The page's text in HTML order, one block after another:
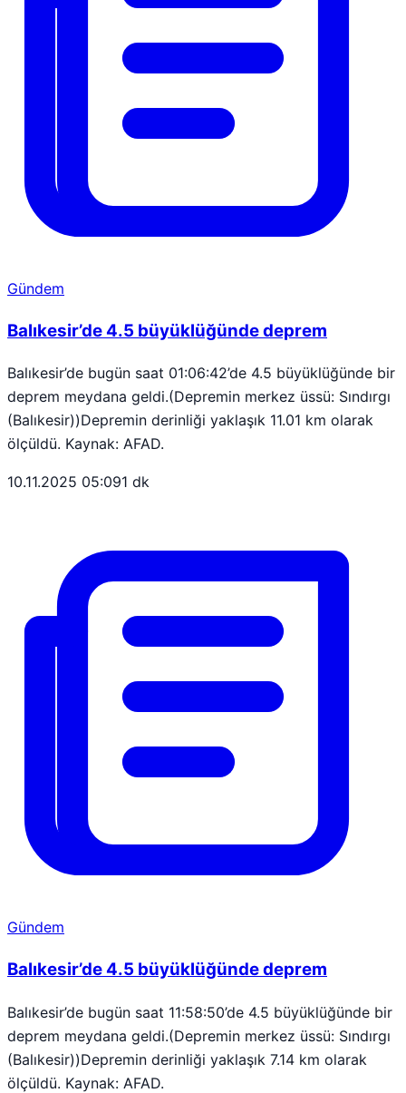
Gündem
Balıkesir’de 4.5 büyüklüğünde deprem
Balıkesir’de bugün saat 01:06:42’de 4.5 büyüklüğünde bir
deprem meydana geldi.(Depremin merkez üssü: Sındırgı
(Balıkesir))Depremin derinliği yaklaşık 11.01 km olarak
ölçüldü. Kaynak: AFAD.
10.11.2025 05:091 dk
Gündem
Balıkesir’de 4.5 büyüklüğünde deprem
Balıkesir’de bugün saat 11:58:50’de 4.5 büyüklüğünde bir
deprem meydana geldi.(Depremin merkez üssü: Sındırgı
(Balıkesir))Depremin derinliği yaklaşık 7.14 km olarak
ölçüldü. Kaynak: AFAD.